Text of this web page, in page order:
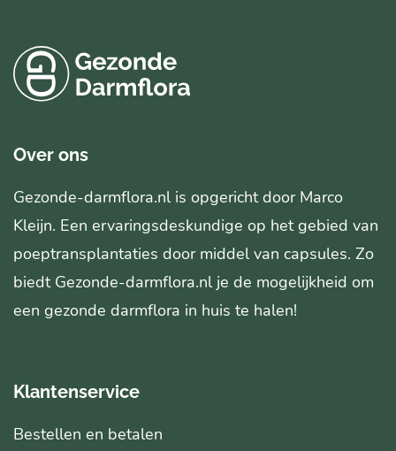
Over ons
Gezonde-darmflora.nl is opgericht door Marco
Kleijn. Een ervaringsdeskundige op het gebied van
poeptransplantaties door middel van capsules. Zo
biedt Gezonde-darmflora.nl je de mogelijkheid om
een gezonde darmflora in huis te halen!
Klantenservice
Bestellen en betalen